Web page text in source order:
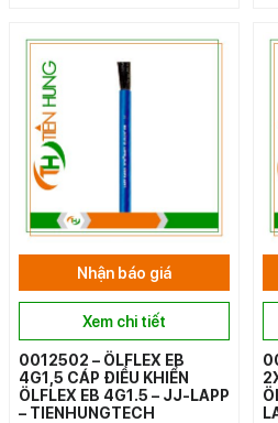
Nhận báo giá
Xem chi tiết
0012502 – ÖLFLEX EB
4G1,5 CÁP ĐIỀU KHIỂN
ÖLFLEX EB 4G1.5 – JJ-LAPP
– TIENHUNGTECH